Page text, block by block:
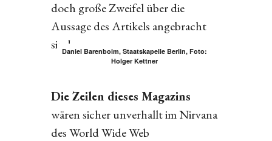
doch große Zweifel über die
Aussage des Artikels angebracht
sind.Daniel Barenboim, Staatskapelle Berlin, Foto:
Holger Kettner
Die Zeilen dieses Magazins
wären sicher unverhallt im Nirvana
des World Wide Web